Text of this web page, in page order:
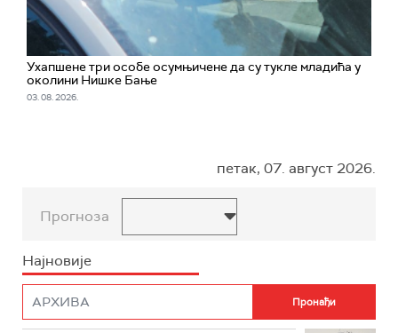
Ухапшенe три особе осумњичене да су тукле младића у
околини Нишке Бање
03. 08. 2026.
петак, 07. август 2026.
Прогноза
Најновије